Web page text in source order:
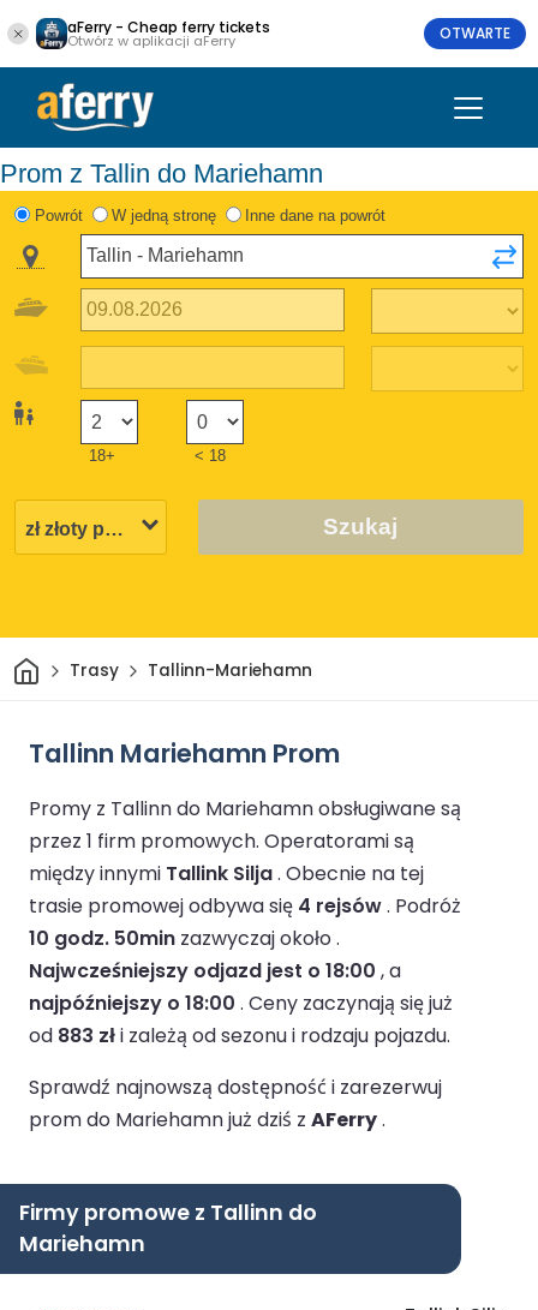
aFerry - Cheap ferry tickets
Otwórz w aplikacji aFerry OTWARTE
Prom z Tallin do Mariehamn
Powrót W jedną stronę Inne dane na powrót
18+ < 18
Szukaj
DomTrasy Tallinn-Mariehamn
Tallinn Mariehamn Prom
Promy z Tallinn do Mariehamn obsługiwane są
przez 1 firm promowych. Operatorami są
między innymi Tallink Silja. Obecnie na tej
trasie promowej odbywa się 4 rejsów. Podróż
10 godz. 50min zazwyczaj około .
Najwcześniejszy odjazd jest o 18:00 , a
najpóźniejszy o 18:00 . Ceny zaczynają się już
od 883 złi zależą od sezonu i rodzaju pojazdu.
Sprawdź najnowszą dostępność i zarezerwuj
prom do Mariehamn już dziś z AFerry.
Firmy promowe z Tallinn do
Mariehamn